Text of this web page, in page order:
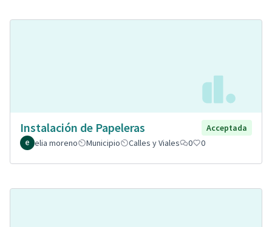
Instalación de Papeleras
Acceptada
elia moreno
Municipio Calles y Viales 0 0